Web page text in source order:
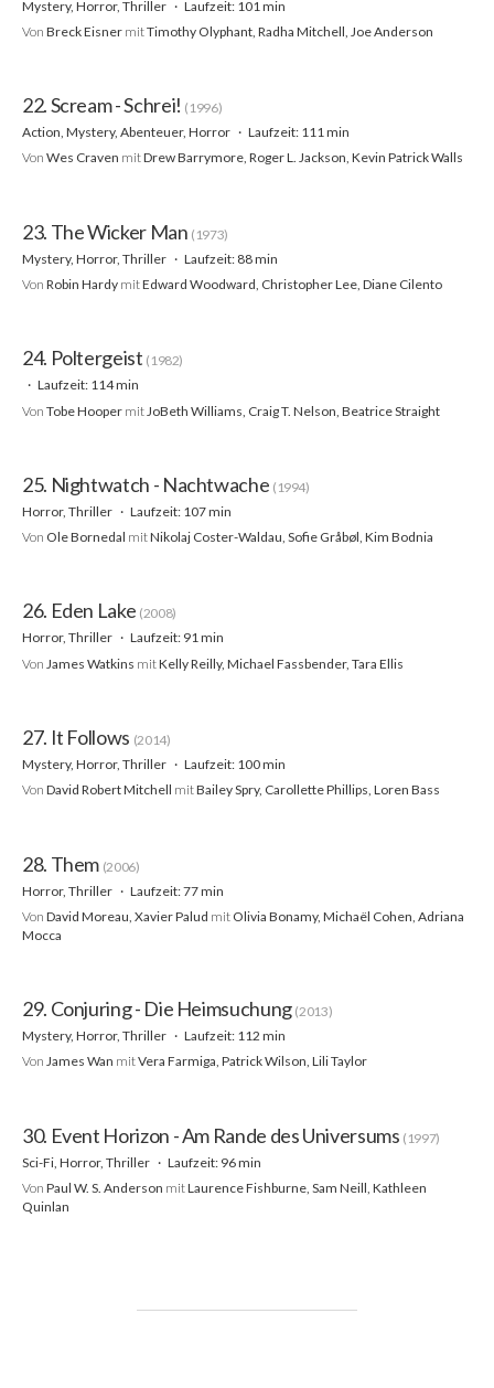
Mystery, Horror, Thriller
Laufzeit: 101 min
Von Breck Eisner mitTimothy Olyphant, Radha Mitchell, Joe Anderson
22. Scream - Schrei! (1996)
Action, Mystery, Abenteuer, Horror
Laufzeit: 111 min
Von Wes Craven mitDrew Barrymore, Roger L. Jackson, Kevin Patrick Walls
23. The Wicker Man (1973)
Mystery, Horror, Thriller
Laufzeit: 88 min
Von Robin Hardy mitEdward Woodward, Christopher Lee, Diane Cilento
24. Poltergeist (1982)
Laufzeit: 114 min
Von Tobe Hooper mit JoBeth Williams, Craig T. Nelson, Beatrice Straight
25. Nightwatch - Nachtwache (1994)
Horror, Thriller
Laufzeit: 107 min
Von Ole Bornedal mitNikolaj Coster-Waldau, Sofie Gråbøl, Kim Bodnia
26. Eden Lake (2008)
Horror, Thriller
Laufzeit: 91 min
Von James Watkins mitKelly Reilly, Michael Fassbender, Tara Ellis
27. It Follows (2014)
Mystery, Horror, Thriller
Laufzeit: 100 min
Von David Robert Mitchell mitBailey Spry, Carollette Phillips, Loren Bass
28. Them (2006)
Horror, Thriller
Laufzeit: 77 min
Von David Moreau, Xavier Palud mit Olivia Bonamy, Michaël Cohen, Adriana
Mocca
29. Conjuring - Die Heimsuchung (2013)
Mystery, Horror, Thriller
Laufzeit: 112 min
Von James Wan mitVera Farmiga, Patrick Wilson, Lili Taylor
30. Event Horizon - Am Rande des Universums (1997)
Sci-Fi, Horror, Thriller
Laufzeit: 96 min
Von Paul W. S. Anderson mitLaurence Fishburne, Sam Neill, Kathleen
Quinlan